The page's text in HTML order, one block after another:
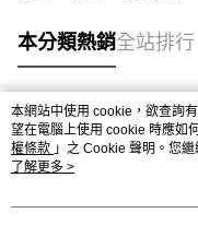
本分類熱銷全站排行
熱門標籤
本網站中使用 cookie，欲查詢
望在電腦上使用 cookie 時應如
權條款 」之 Cookie 聲明。您
用條款之 Cookie 聲明使用
了解更多 >